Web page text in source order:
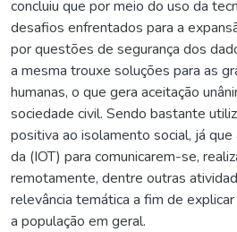
concluiu que por meio do uso da
desafios enfrentados para a
por questões de segurança dos
a mesma trouxe soluções para as
humanas, o que gera aceitação
sociedade civil. Sendo bastante
positiva ao isolamento social, já
da (IOT) para comunicarem-se,
remotamente, dentre outras
relevância temática a fim de
a população em geral.